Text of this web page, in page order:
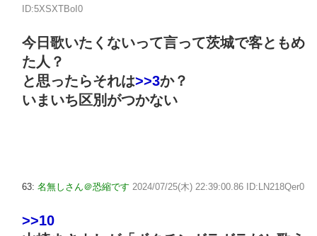
ID:5XSXTBoI0
今日歌いたくないって言って茨城で客ともめ
た人？
と思ったらそれは>>3か？
いまいち区別がつかない
63: 名無しさん＠恐縮です 2024/07/25(木) 22:39:00.86 ID:LN218Qer0
>>10